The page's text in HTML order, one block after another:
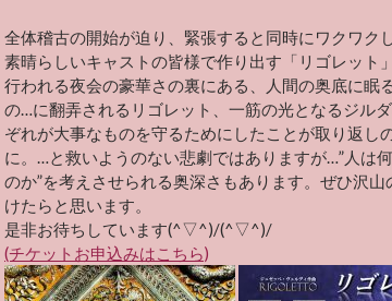
全体稽古の開始が迫り、緊張すると同時にワクワク
素晴らしいキャストの皆様で作り出す「リゴレット
行われる夜会の豪華さの裏にある、人間の奥底に眠
の…に翻弄されるリゴレット、一筋の光となるジル
ぞれが大事なものを守るためにしたことが取り返し
に。…と救いようのない悲劇ではありますが…”人は
のか”を考えさせられる奥深さもあります。ぜひ沢
けたらと思います。
是非お待ちしています(^▽^)/(^▽^)/
(チケットお申込みはこちら)